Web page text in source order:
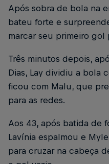
Após sobra de bola na
bateu forte e
marcar seu primeiro gol
Três minutos depois,
Dias, Lay dividiu a bola
ficou com Malu, que
para as redes.
Aos 43, após batida de
Lavínia espalmou e
para cruzar na cabeça